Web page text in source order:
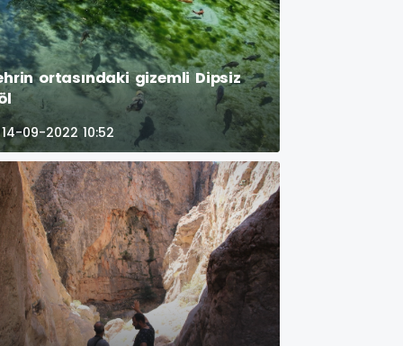
ortasındaki gizemli Dipsiz
14-09-2022 10:52